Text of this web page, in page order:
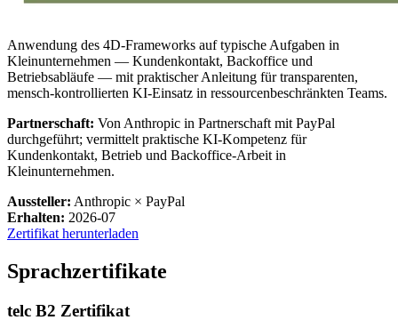
Anwendung des 4D-Frameworks auf typische Aufgaben in
Kleinunternehmen — Kundenkontakt, Backoffice und
Betriebsabläufe — mit praktischer Anleitung für transparenten,
mensch-kontrollierten KI-Einsatz in ressourcenbeschränkten Teams.
Partnerschaft: Von Anthropic in Partnerschaft mit PayPal
durchgeführt; vermittelt praktische KI-Kompetenz für
Kundenkontakt, Betrieb und Backoffice-Arbeit in
Kleinunternehmen.
Aussteller: Anthropic × PayPal
Erhalten: 2026-07
Zertifikat herunterladen
Sprachzertifikate
telc B2 Zertifikat